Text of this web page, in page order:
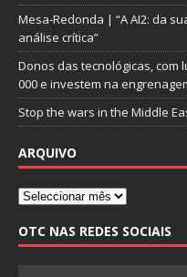
Mesa-Redonda | “A AI2: da
análise crítica”
Donos das tecnológicas, com
000 e investem na
Stop the wars in the Middle
ARQUIVO
OTC NAS REDES SOCIAIS